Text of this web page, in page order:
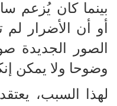
بينما كان يُزعم
أو أن الأضرار
الصور الجديدة
وضوحا ولا يمكن
لهذا السبب،